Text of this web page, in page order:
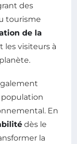
des
tourisme
de la
les visiteurs à
En
dès le
la